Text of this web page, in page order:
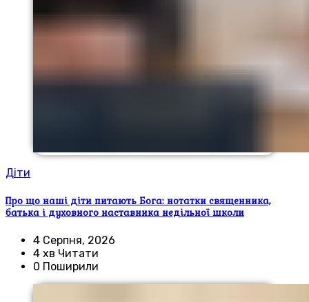
Діти
Про що наші діти питають Бога: нотатки священника,
батька і духовного наставника недільної школи
4 Серпня, 2026
4 хв Читати
0 Поширили